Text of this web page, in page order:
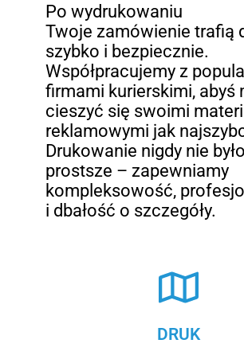
DRUK
Po wydrukowaniu
Twoje zamówienie trafią
szybko i bezpiecznie.
Współpracujemy z
firmami kurierskimi, abyś
cieszyć się swoimi
reklamowymi jak
Drukowanie nigdy nie było
prostsze – zapewniamy
kompleksowość,
i dbałość o szczegóły.